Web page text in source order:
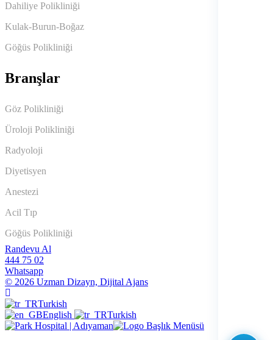
Dahiliye Polikliniği
Kulak-Burun-Boğaz
Göğüs Polikliniği
Branşlar
Göz Polikliniği
Üroloji Polikliniği
Radyoloji
Diyetisyen
Anestezi
Acil Tıp
Göğüs Polikliniği
Randevu Al
444 75 02
Whatsapp
© 2026 Uzman Dizayn, Dijital Ajans
Turkish
English
Turkish